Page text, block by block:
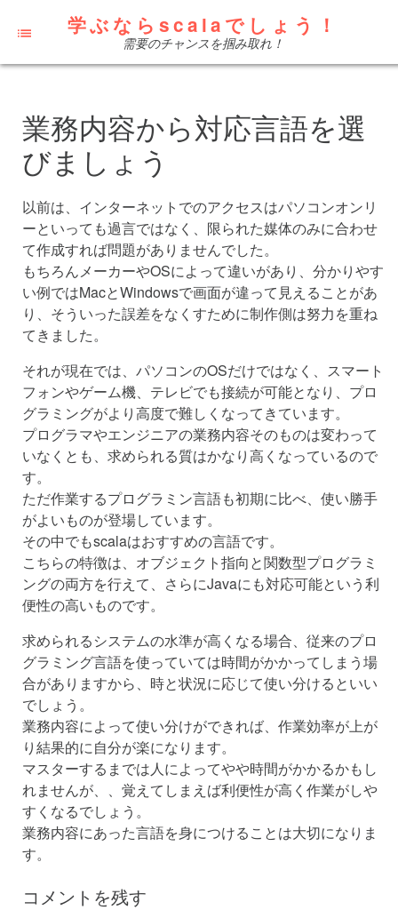
学ぶならscalaでしょう！
需要のチャンスを掴み取れ！
業務内容から対応言語を選
びましょう
以前は、インターネットでのアクセスはパソコンオンリ
ーといっても過言ではなく、限られた媒体のみに合わせ
て作成すれば問題がありませんでした。
もちろんメーカーやOSによって違いがあり、分かりやす
い例ではMacとWindowsで画面が違って見えることがあ
り、そういった誤差をなくすために制作側は努力を重ね
てきました。
それが現在では、パソコンのOSだけではなく、スマート
フォンやゲーム機、テレビでも接続が可能となり、プロ
グラミングがより高度で難しくなってきています。
プログラマやエンジニアの業務内容そのものは変わって
いなくとも、求められる質はかなり高くなっているので
す。
ただ作業するプログラミン言語も初期に比べ、使い勝手
がよいものが登場しています。
その中でもscalaはおすすめの言語です。
こちらの特徴は、オブジェクト指向と関数型プログラミ
ングの両方を行えて、さらにJavaにも対応可能という利
便性の高いものです。
求められるシステムの水準が高くなる場合、従来のプロ
グラミング言語を使っていては時間がかかってしまう場
合がありますから、時と状況に応じて使い分けるといい
でしょう。
業務内容によって使い分けができれば、作業効率が上が
り結果的に自分が楽になります。
マスターするまでは人によってやや時間がかかるかもし
れませんが、、覚えてしまえば利便性が高く作業がしや
すくなるでしょう。
業務内容にあった言語を身につけることは大切になりま
す。
コメントを残す